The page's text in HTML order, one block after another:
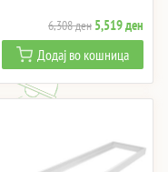
6,308ден Original
price
was:
6,308 ден.
5,519ден
price
is:
Додај во кошница